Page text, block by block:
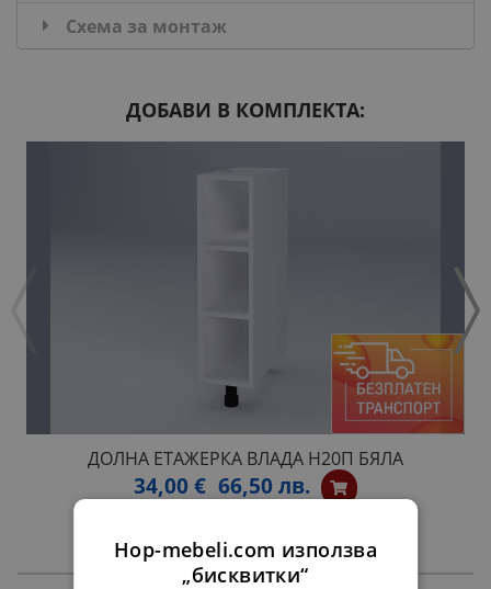
Схема за монтаж
ДОБАВИ В КОМПЛЕКТА:
ДОЛНА ЕТАЖЕРКА ВЛАДА Н20П БЯЛА
34,00 € 66,50 лв.
Hop-mebeli.com използва
„бисквитки“